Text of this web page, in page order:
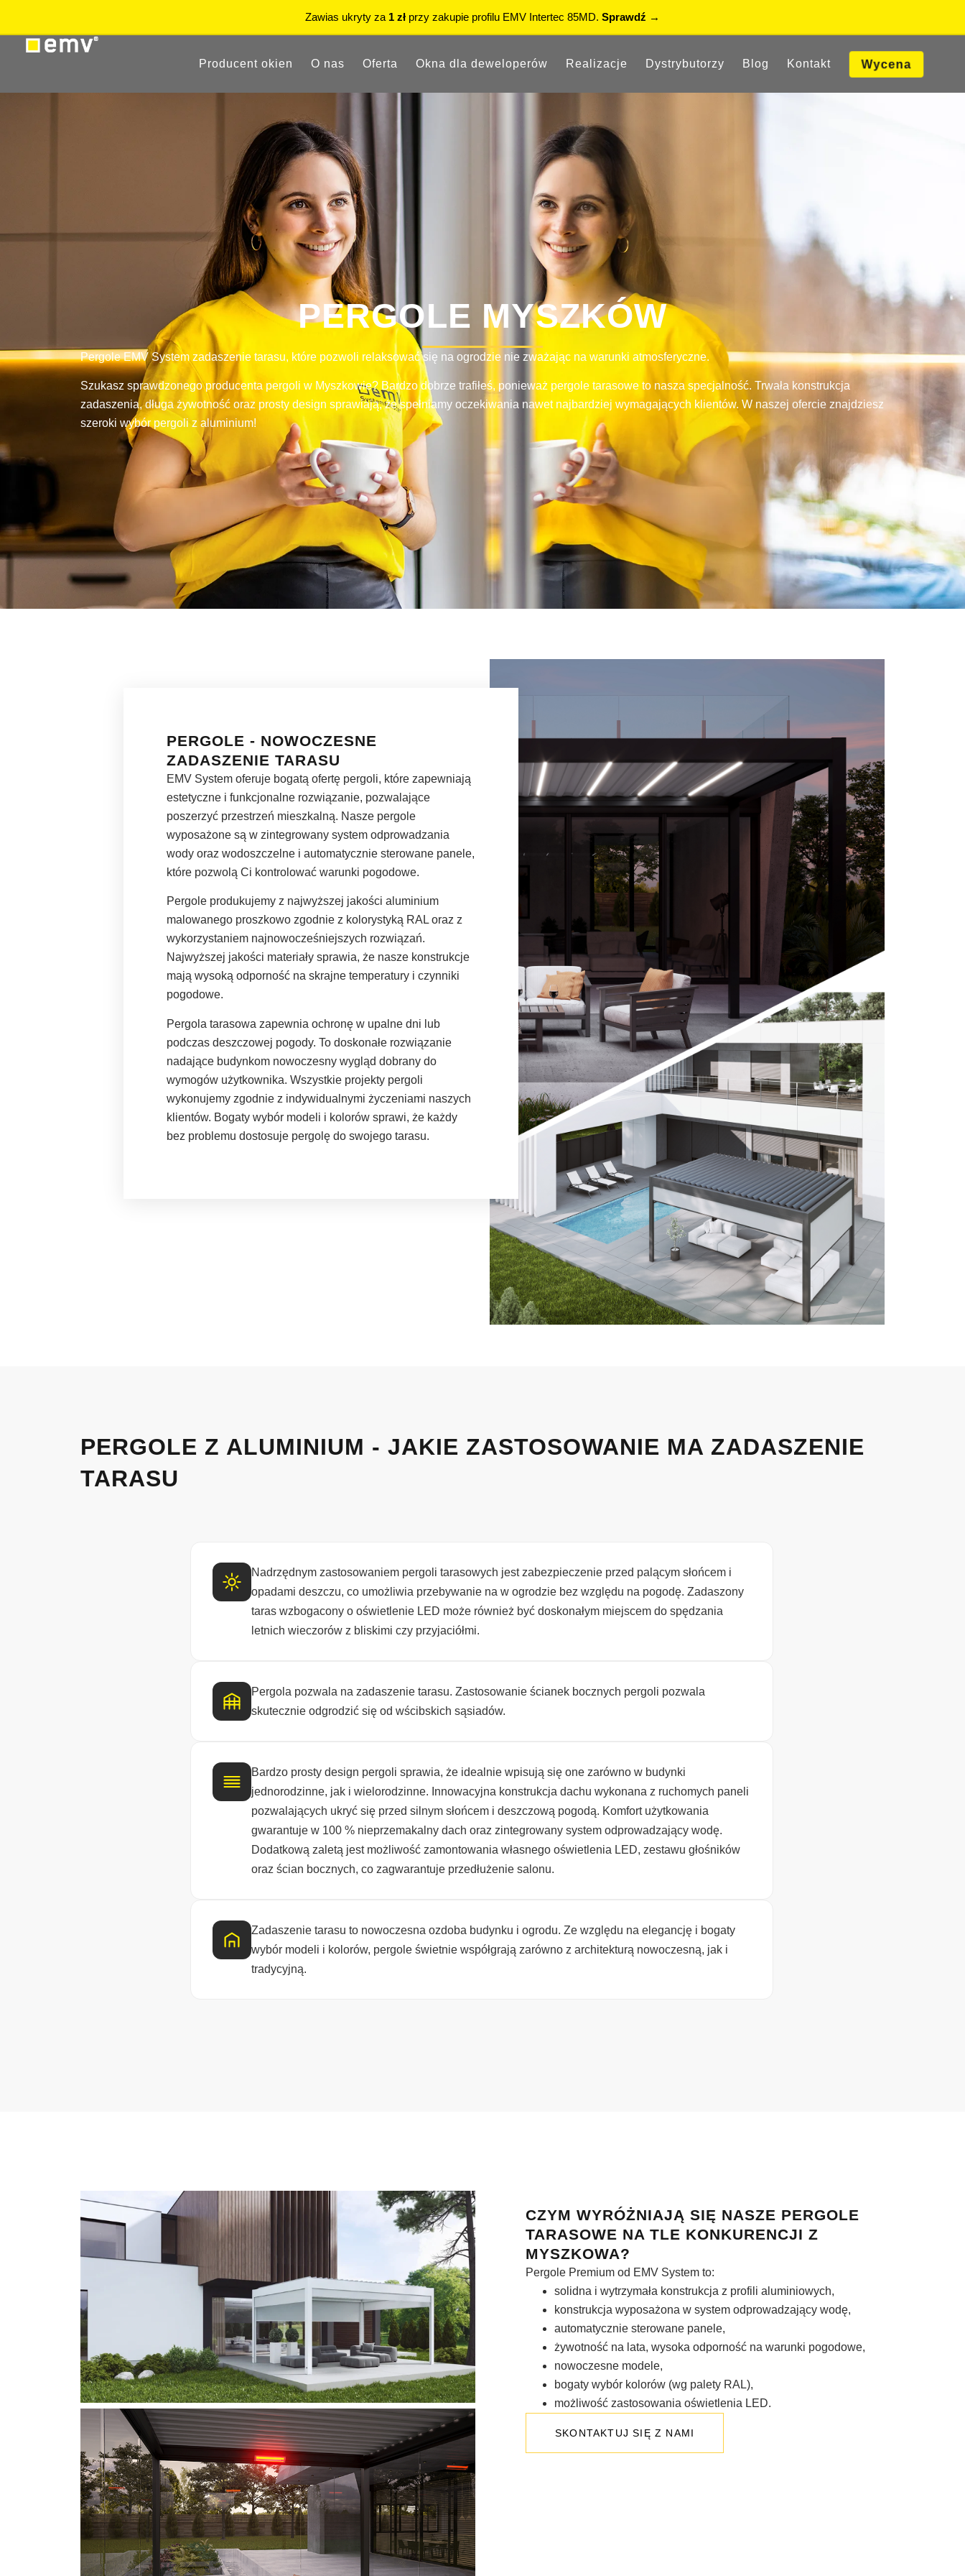
15% rabatuna okna PVC i aluminiowe w Showroomie.Sprawdź
Producent okien O nas Oferta Okna dla deweloperów Realizacje Dystrybutorzy Blog Kontakt Wycena
PERGOLE MYSZKÓW
Pergole EMV System zadaszenie tarasu, które pozwoli relaksować się na ogrodzie nie zważając na warunki atmosferyczne.
Szukasz sprawdzonego producenta pergoli w Myszkowie? Bardzo dobrze trafiłeś, ponieważ pergole tarasowe to nasza specjalność. Trwała konstrukcja
zadaszenia, długa żywotność oraz prosty design sprawiają, że spełniamy oczekiwania nawet najbardziej wymagających klientów. W naszej ofercie znajdziesz
szeroki wybór pergoli z aluminium!
PERGOLE - NOWOCZESNE
ZADASZENIE TARASU
EMV System oferuje bogatą ofertę pergoli, które zapewniają
estetyczne i funkcjonalne rozwiązanie, pozwalające
poszerzyć przestrzeń mieszkalną. Nasze pergole
wyposażone są w zintegrowany system odprowadzania
wody oraz wodoszczelne i automatycznie sterowane panele,
które pozwolą Ci kontrolować warunki pogodowe.
Pergole produkujemy z najwyższej jakości aluminium
malowanego proszkowo zgodnie z kolorystyką RAL oraz z
wykorzystaniem najnowocześniejszych rozwiązań.
Najwyższej jakości materiały sprawia, że nasze konstrukcje
mają wysoką odporność na skrajne temperatury i czynniki
pogodowe.
Pergola tarasowa zapewnia ochronę w upalne dni lub
podczas deszczowej pogody. To doskonałe rozwiązanie
nadające budynkom nowoczesny wygląd dobrany do
wymogów użytkownika. Wszystkie projekty pergoli
wykonujemy zgodnie z indywidualnymi życzeniami naszych
klientów. Bogaty wybór modeli i kolorów sprawi, że każdy
bez problemu dostosuje pergolę do swojego tarasu.
PERGOLE Z ALUMINIUM - JAKIE ZASTOSOWANIE MA ZADASZENIE
TARASU
Nadrzędnym zastosowaniem pergoli tarasowych jest zabezpieczenie przed palącym słońcem i
opadami deszczu, co umożliwia przebywanie na w ogrodzie bez względu na pogodę. Zadaszony
taras wzbogacony o oświetlenie LED może również być doskonałym miejscem do spędzania
letnich wieczorów z bliskimi czy przyjaciółmi.
Pergola pozwala na zadaszenie tarasu. Zastosowanie ścianek bocznych pergoli pozwala
skutecznie odgrodzić się od wścibskich sąsiadów.
Bardzo prosty design pergoli sprawia, że idealnie wpisują się one zarówno w budynki
jednorodzinne, jak i wielorodzinne. Innowacyjna konstrukcja dachu wykonana z ruchomych paneli
pozwalających ukryć się przed silnym słońcem i deszczową pogodą. Komfort użytkowania
gwarantuje w 100 % nieprzemakalny dach oraz zintegrowany system odprowadzający wodę.
Dodatkową zaletą jest możliwość zamontowania własnego oświetlenia LED, zestawu głośników
oraz ścian bocznych, co zagwarantuje przedłużenie salonu.
Zadaszenie tarasu to nowoczesna ozdoba budynku i ogrodu. Ze względu na elegancję i bogaty
wybór modeli i kolorów, pergole świetnie współgrają zarówno z architekturą nowoczesną, jak i
tradycyjną.
CZYM WYRÓŻNIAJĄ SIĘ NASZE PERGOLE
TARASOWE NA TLE KONKURENCJI Z
MYSZKOWA?
Pergole Premium od EMV System to:
solidna i wytrzymała konstrukcja z profili aluminiowych,
konstrukcja wyposażona w system odprowadzający wodę,
automatycznie sterowane panele,
żywotność na lata, wysoka odporność na warunki pogodowe,
nowoczesne modele,
bogaty wybór kolorów (wg palety RAL),
możliwość zastosowania oświetlenia LED.
SKONTAKTUJ SIĘ Z NAMI